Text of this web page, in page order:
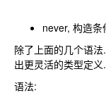
never, 构造条
除了上面的几个语
出更灵活的类型定义.
语法: